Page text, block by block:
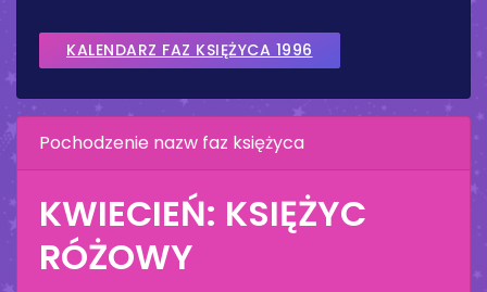
KALENDARZ FAZ KSIĘŻYCA 1996
Pochodzenie nazw faz księżyca
KWIECIEŃ: KSIĘŻYC
RÓŻOWY